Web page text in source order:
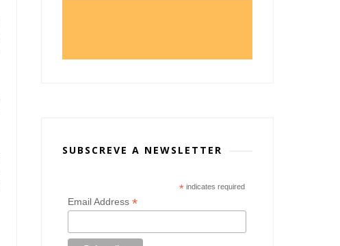
SUBSCREVE A NEWSLETTER
* indicates required
Email Address*